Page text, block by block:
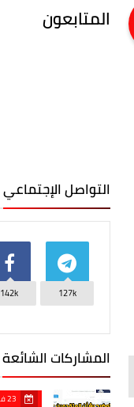
المتابعون
التواصل الإجتماعي
127k
142k
المشاركات الشائعة
23 فبراير 2023